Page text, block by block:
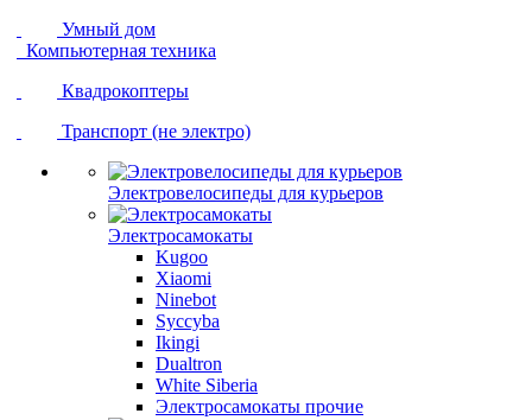
Умный дом
Компьютерная техника
Квадрокоптеры
Транспорт (не электро)
Электровелосипеды для курьеров
Электросамокаты
Kugoo
Xiaomi
Ninebot
Syccyba
Ikingi
Dualtron
White Siberia
Электросамокаты прочие